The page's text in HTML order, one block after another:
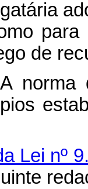
de
A
Lei nº